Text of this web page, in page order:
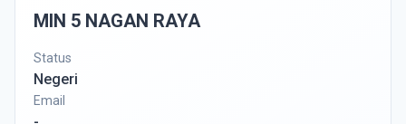
MIN 5 NAGAN RAYA
Status
Negeri
Email